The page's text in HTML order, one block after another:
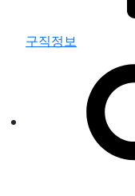
구직정보